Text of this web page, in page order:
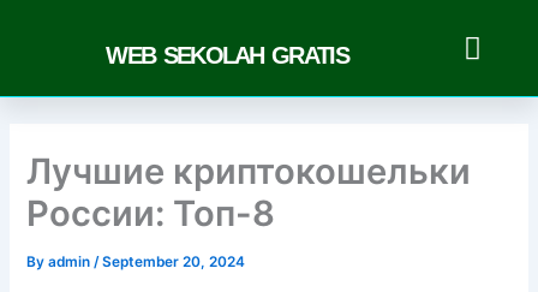
WEB SEKOLAH GRATIS
Лучшие криптокошельки
России: Топ-8
Byadmin /September 20, 2024